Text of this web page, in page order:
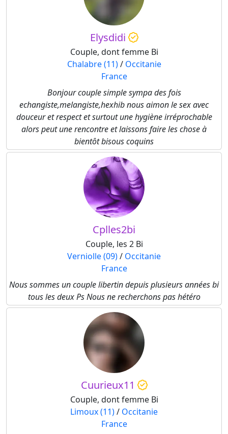
Elysdidi
Couple, dont femme Bi
Chalabre (11)/ Occitanie
France
Bonjour couple simple sympa des fois
echangiste,melangiste,hexhib nous aimon le sex avec
douceur et respect et surtout une hygiène irréprochable
alors peut une rencontre et laissons faire les chose à
bientôt bisous coquins
Cplles2bi
Couple, les 2 Bi
Verniolle (09)/ Occitanie
France
Nous sommes un couple libertin depuis plusieurs années bi
tous les deux Ps Nous ne recherchons pas hétéro
Cuurieux11
Couple, dont femme Bi
Limoux (11)/ Occitanie
France